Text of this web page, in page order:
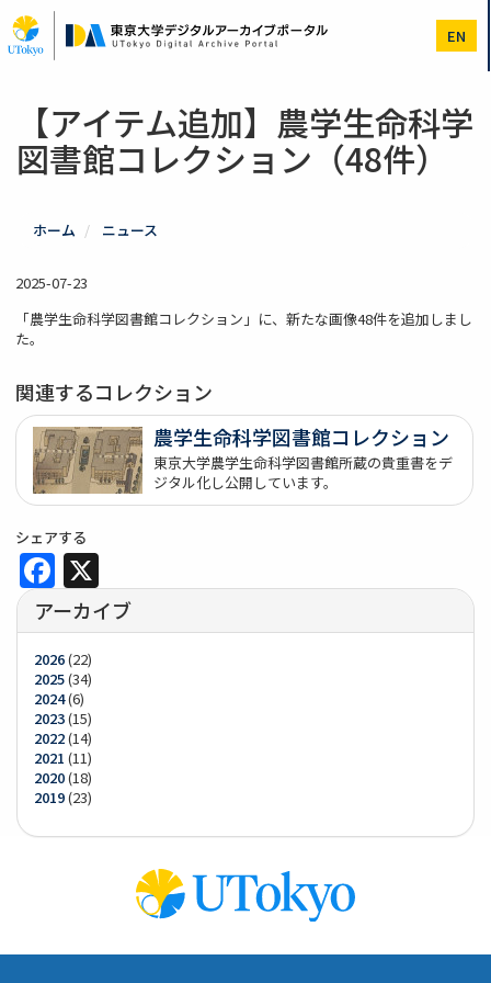
イ
ン
EN
【アイテム追加】農学生命科学
図書館コレクション（48件）
ホーム ニュース
2025-07-23
「農学生命科学図書館コレクション」に、新たな画像48件を追加しまし
た。
関連するコレクション
農学生命科学図書館コレクション
東京大学農学生命科学図書館所蔵の貴重書をデ
ジタル化し公開しています。
シェアする
Facebook
アーカイブ
2026(22)
2025(34)
2024(6)
2023(15)
2022(14)
2021 (11)
2020(18)
2019(23)